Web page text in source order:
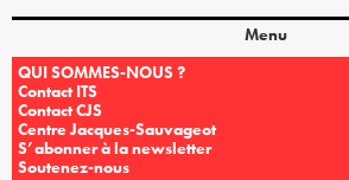
Menu
QUI SOMMES-NOUS ?
Contact ITS
Contact CJS
Centre Jacques-Sauvageot
S’abonner à la newsletter
Soutenez-nous